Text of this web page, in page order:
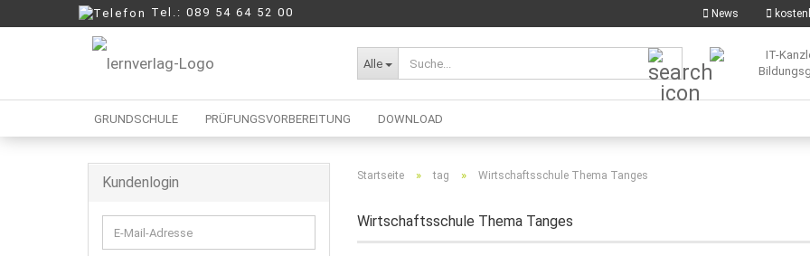
News
Tel.: 089 54 64 52 00
Alle
Suche...
GRUNDSCHULE PRÜFUNGSVORBEREITUNG
Mittelschule
DOWNLOAD
Startseite » tag » Wirtschaftsschule Thema Tanges
Wirtschaftsschule Thema Tanges
Kundenlogin
E-
Mail-